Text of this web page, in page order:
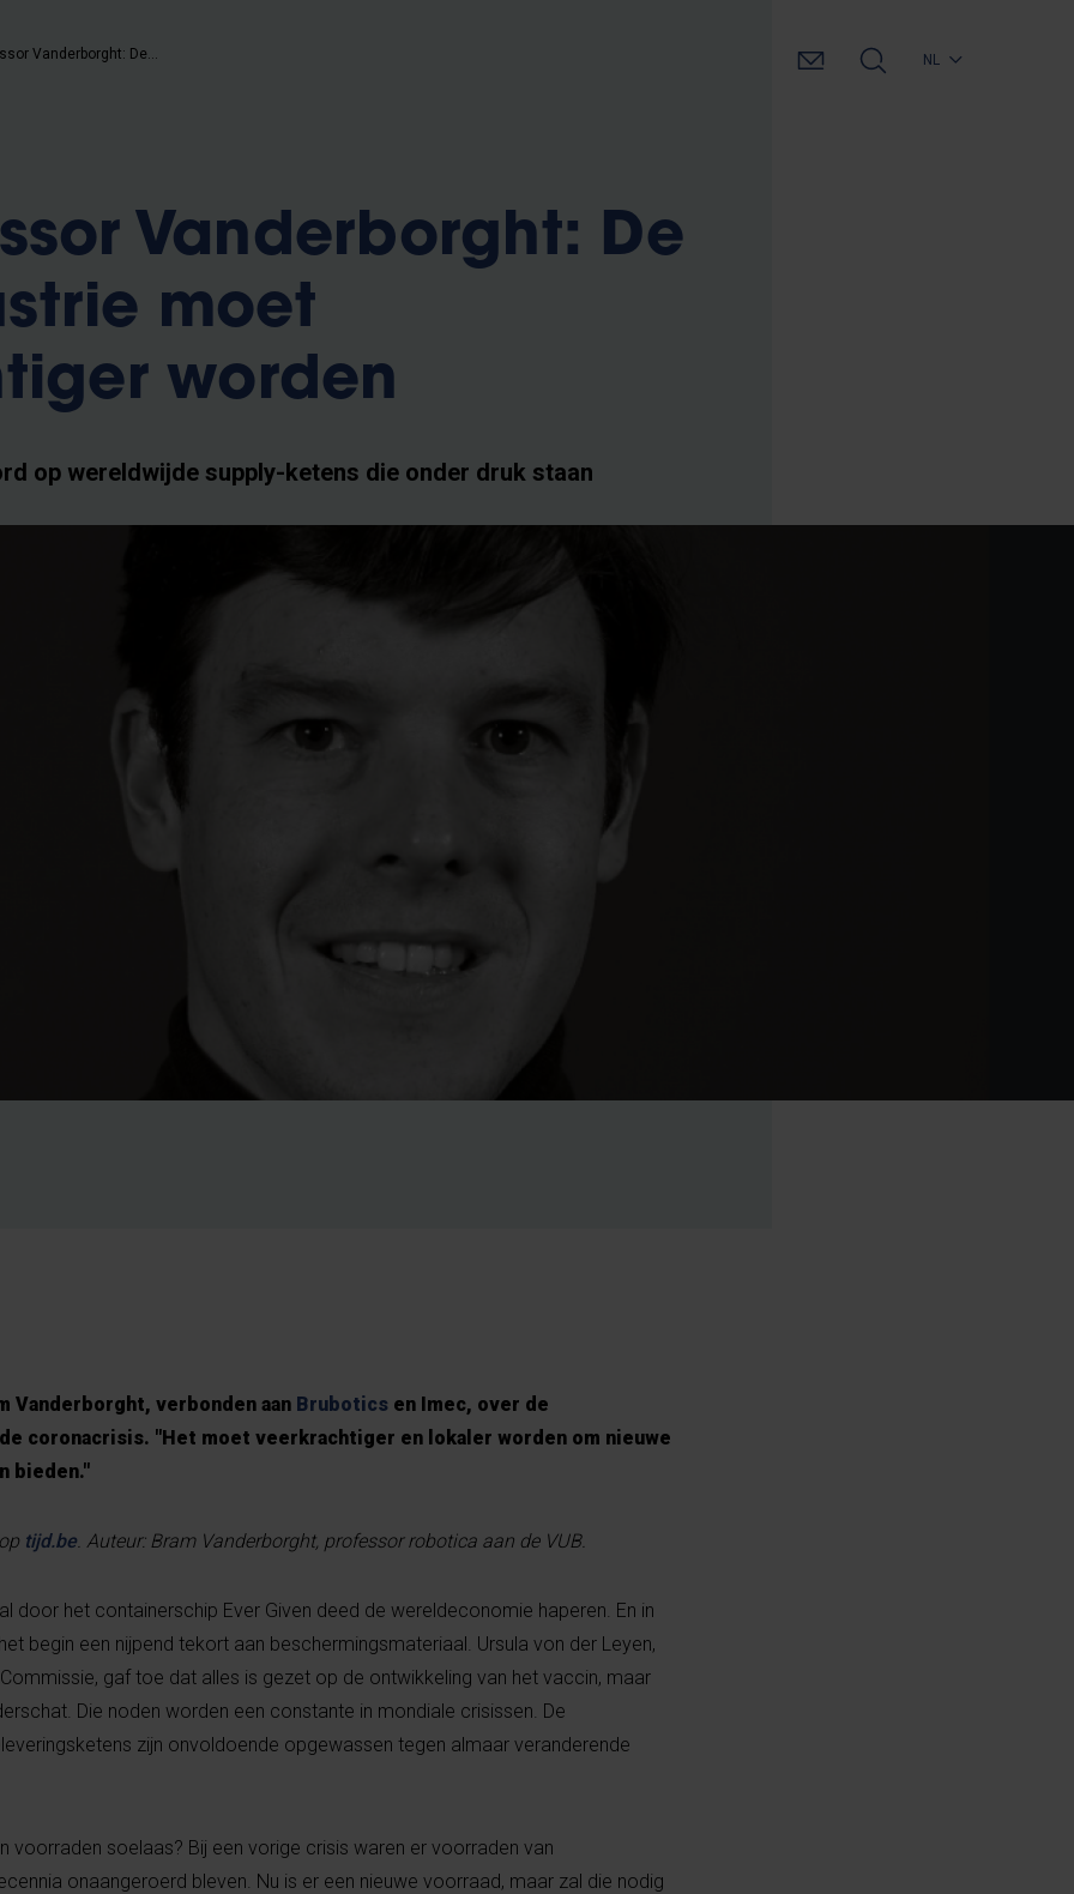
NL
Vanderborght: De
moet
worden
op wereldwijde supply-ketens die onder druk staan
Vanderborght, verbonden aan Brubotics en Imec, over de
coronacrisis. "Het moet veerkrachtiger en lokaler worden om nieuwe
bieden."
tijd.be . Auteur: Bram Vanderborght, professor robotica aan de VUB.
door het containerschip Ever Given deed de wereldeconomie haperen. En in
begin een nijpend tekort aan beschermingsmateriaal. Ursula von der Leyen,
gaf toe dat alles is gezet op de ontwikkeling van het vaccin, maar
Die noden worden een constante in mondiale crisissen. De
zijn onvoldoende opgewassen tegen almaar veranderende
voorraden soelaas? Bij een vorige crisis waren er voorraden van
onaangeroerd bleven. Nu is er een nieuwe voorraad, maar zal die nodig